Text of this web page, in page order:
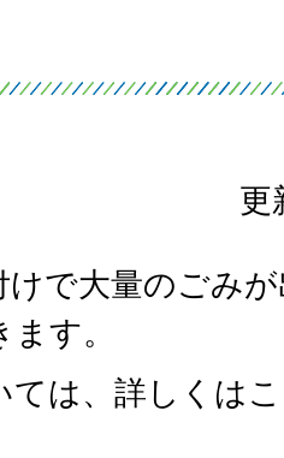
更
けで大量のごみ
す。
ては、詳しくは